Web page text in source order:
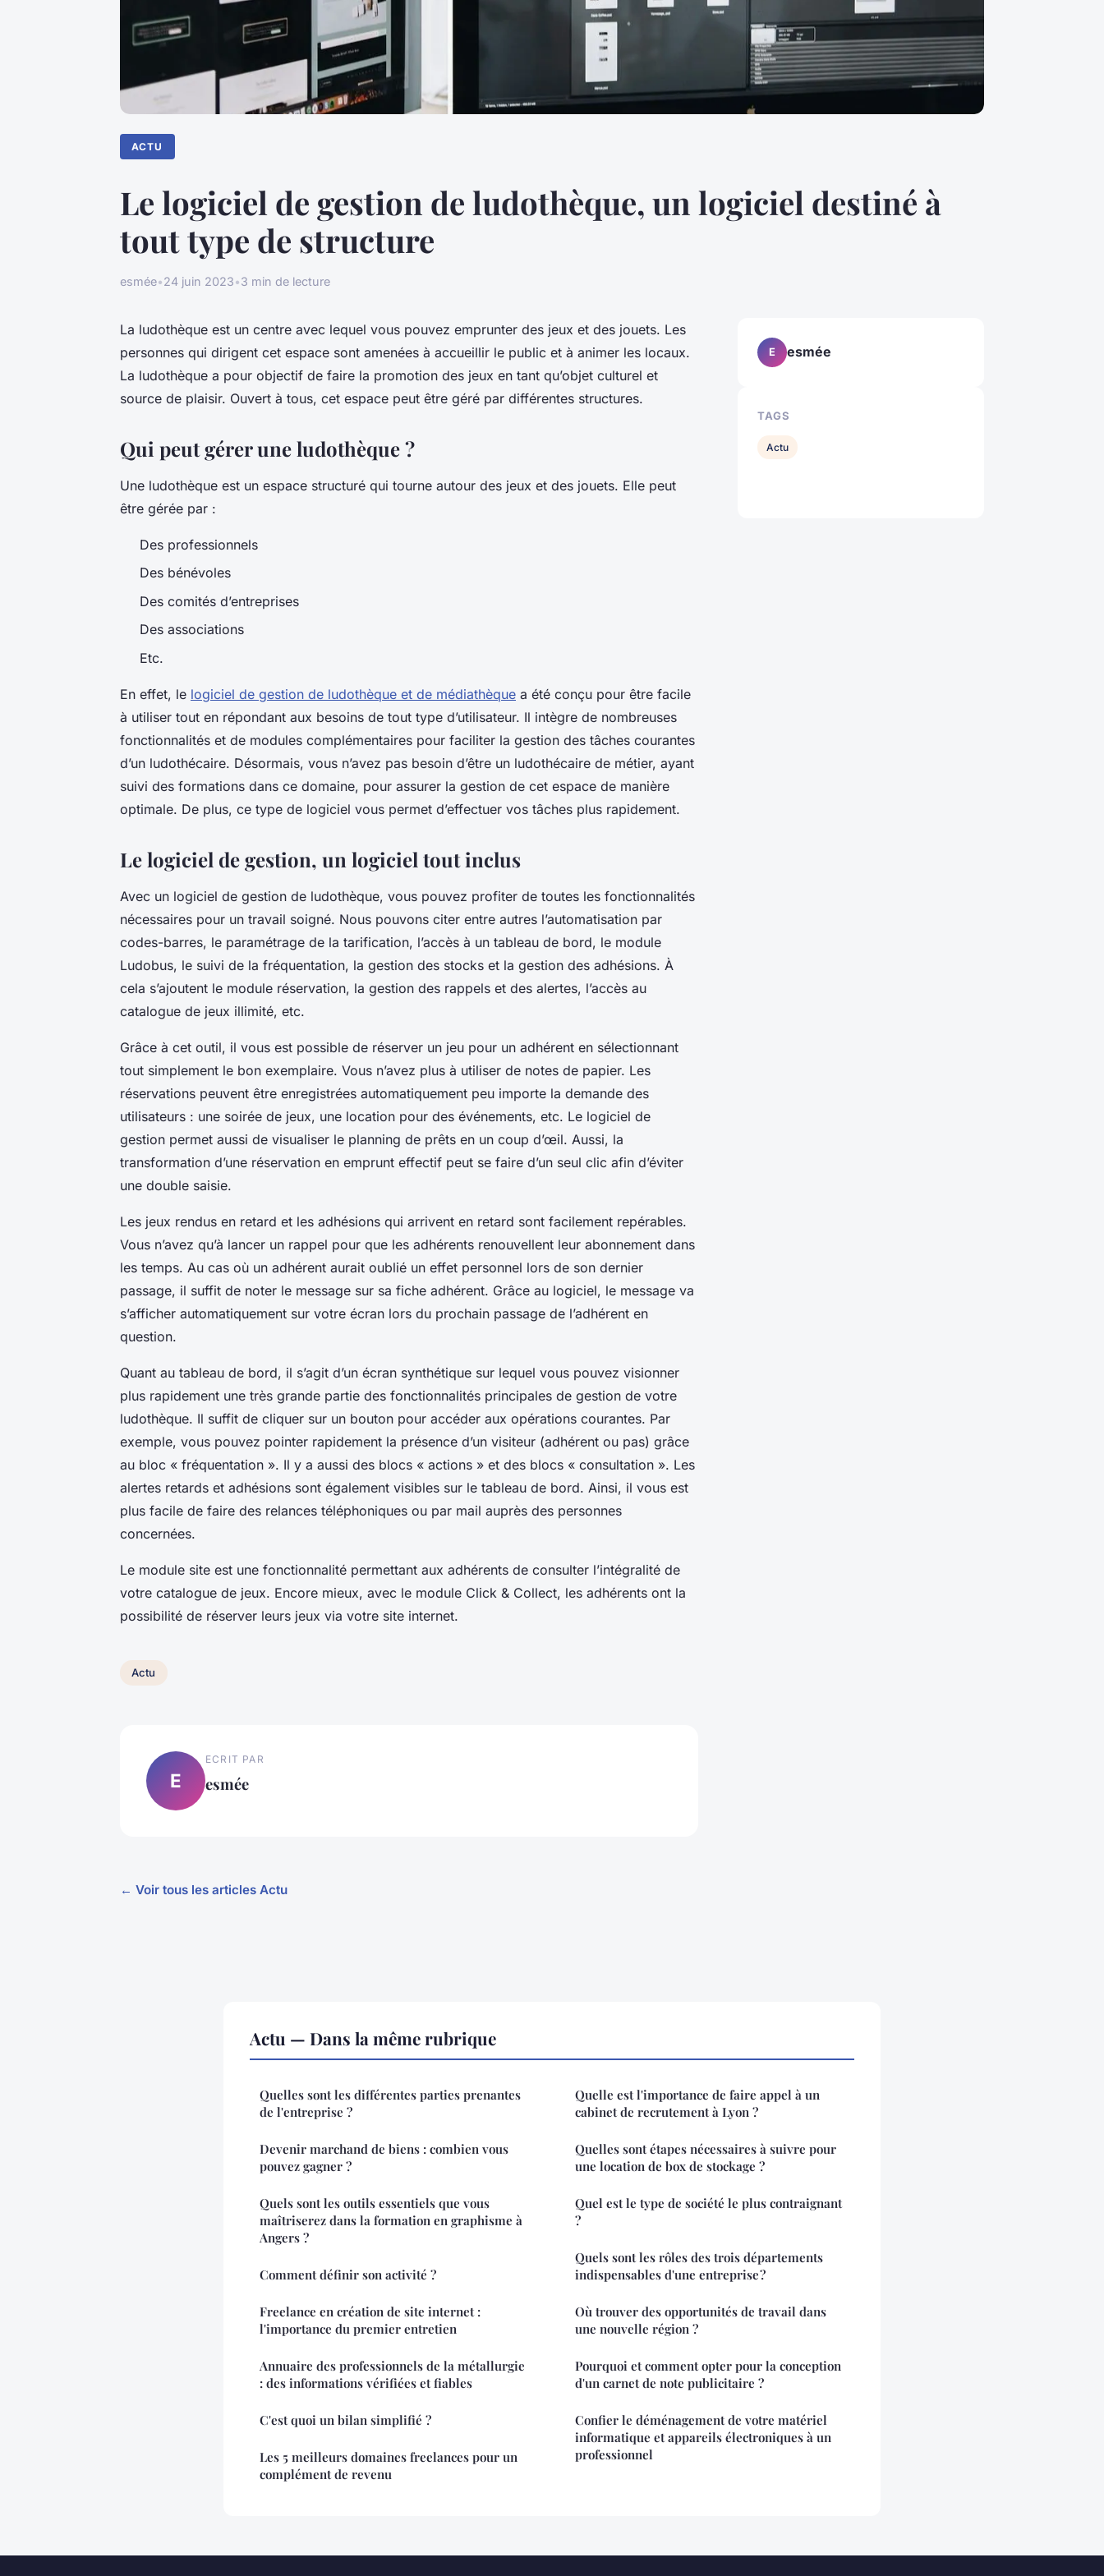
ACTU
Le logiciel de gestion de ludothèque, un logiciel destiné à
tout type de structure
esmée•24 juin 2023•3 min de lecture
La ludothèque est un centre avec lequel vous pouvez emprunter des jeux et des jouets. Les
personnes qui dirigent cet espace sont amenées à accueillir le public et à animer les locaux.
La ludothèque a pour objectif de faire la promotion des jeux en tant qu’objet culturel et
source de plaisir. Ouvert à tous, cet espace peut être géré par différentes structures.
Qui peut gérer une ludothèque ?
Une ludothèque est un espace structuré qui tourne autour des jeux et des jouets. Elle peut
être gérée par :
Des professionnels
Des bénévoles
Des comités d’entreprises
Des associations
Etc.
En effet, le logiciel de gestion de ludothèque et de médiathèque a été conçu pour être facile
à utiliser tout en répondant aux besoins de tout type d’utilisateur. Il intègre de nombreuses
fonctionnalités et de modules complémentaires pour faciliter la gestion des tâches courantes
d’un ludothécaire. Désormais, vous n’avez pas besoin d’être un ludothécaire de métier, ayant
suivi des formations dans ce domaine, pour assurer la gestion de cet espace de manière
optimale. De plus, ce type de logiciel vous permet d’effectuer vos tâches plus rapidement.
Le logiciel de gestion, un logiciel tout inclus
Avec un logiciel de gestion de ludothèque, vous pouvez profiter de toutes les fonctionnalités
nécessaires pour un travail soigné. Nous pouvons citer entre autres l’automatisation par
codes-barres, le paramétrage de la tarification, l’accès à un tableau de bord, le module
Ludobus, le suivi de la fréquentation, la gestion des stocks et la gestion des adhésions. À
cela s’ajoutent le module réservation, la gestion des rappels et des alertes, l’accès au
catalogue de jeux illimité, etc.
Grâce à cet outil, il vous est possible de réserver un jeu pour un adhérent en sélectionnant
tout simplement le bon exemplaire. Vous n’avez plus à utiliser de notes de papier. Les
réservations peuvent être enregistrées automatiquement peu importe la demande des
utilisateurs : une soirée de jeux, une location pour des événements, etc. Le logiciel de
gestion permet aussi de visualiser le planning de prêts en un coup d’œil. Aussi, la
transformation d’une réservation en emprunt effectif peut se faire d’un seul clic afin d’éviter
une double saisie.
Les jeux rendus en retard et les adhésions qui arrivent en retard sont facilement repérables.
Vous n’avez qu’à lancer un rappel pour que les adhérents renouvellent leur abonnement dans
les temps. Au cas où un adhérent aurait oublié un effet personnel lors de son dernier
passage, il suffit de noter le message sur sa fiche adhérent. Grâce au logiciel, le message va
s’afficher automatiquement sur votre écran lors du prochain passage de l’adhérent en
question.
Quant au tableau de bord, il s’agit d’un écran synthétique sur lequel vous pouvez visionner
plus rapidement une très grande partie des fonctionnalités principales de gestion de votre
ludothèque. Il suffit de cliquer sur un bouton pour accéder aux opérations courantes. Par
exemple, vous pouvez pointer rapidement la présence d’un visiteur (adhérent ou pas) grâce
au bloc « fréquentation ». Il y a aussi des blocs « actions » et des blocs « consultation ». Les
alertes retards et adhésions sont également visibles sur le tableau de bord. Ainsi, il vous est
plus facile de faire des relances téléphoniques ou par mail auprès des personnes
concernées.
Le module site est une fonctionnalité permettant aux adhérents de consulter l’intégralité de
votre catalogue de jeux. Encore mieux, avec le module Click & Collect, les adhérents ont la
possibilité de réserver leurs jeux via votre site internet.
Actu
E
ECRIT PAR
esmée
← Voir tous les articles Actu
E esmée
TAGS
Actu
Actu — Dans la même rubrique
Quelles sont les différentes parties prenantes
de l'entreprise ?
Devenir marchand de biens : combien vous
pouvez gagner ?
Quels sont les outils essentiels que vous
maîtriserez dans la formation en graphisme à
Angers ?
Comment définir son activité ?
Freelance en création de site internet :
l'importance du premier entretien
Annuaire des professionnels de la métallurgie
: des informations vérifiées et fiables
C'est quoi un bilan simplifié ?
Les 5 meilleurs domaines freelances pour un
complément de revenu
Quelle est l'importance de faire appel à un
cabinet de recrutement à Lyon ?
Quelles sont étapes nécessaires à suivre pour
une location de box de stockage ?
Quel est le type de société le plus contraignant
?
Quels sont les rôles des trois départements
indispensables d'une entreprise ?
Où trouver des opportunités de travail dans
une nouvelle région ?
Pourquoi et comment opter pour la conception
d'un carnet de note publicitaire ?
Confier le déménagement de votre matériel
informatique et appareils électroniques à un
professionnel